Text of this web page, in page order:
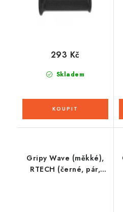
Skladem
293 Kč
Gripy Wave (měkké),
RTECH (černé, pár,